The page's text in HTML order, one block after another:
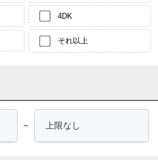
4DK
それ以上
～